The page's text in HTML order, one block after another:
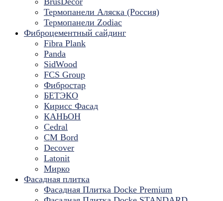
Термопанели Аляска (Россия)
Термопанели Zodiac
Фиброцементный сайдинг
Fibra Plank
Panda
SidWood
FCS Group
Фибростар
БЕТЭКО
Кирисс Фасад
КАНЬОН
Cedral
CM Bord
Decover
Latonit
Мирко
Фасадная плитка
Фасадная Плитка Docke Premium